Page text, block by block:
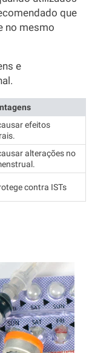
que
no mesmo
e
efeitos
alterações no
contra ISTs